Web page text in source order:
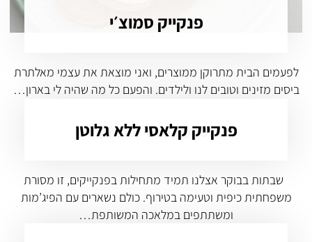
פנקייק סמוצ׳י
לפעמים הבית מתרוקן ממוצרים, ואני מוצאת את עצמי מאלתרת
ביסים מזינים וטובים לנו ולילדים. והפעם כל מה שהיה לי בארון…
פנקייק קלאסי ללא גלוטן
שבתות בבוקר אצלנו תמיד מתחילות בפנקייקים, זו מסורת
משפחתית כיפית וטעימה בטירוף. כולם נשארים עם הפיג’מות
ומשתתפים במלאכה המשותפת…